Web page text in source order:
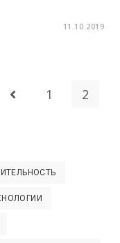
11.10.2019
Перейти на
1 2